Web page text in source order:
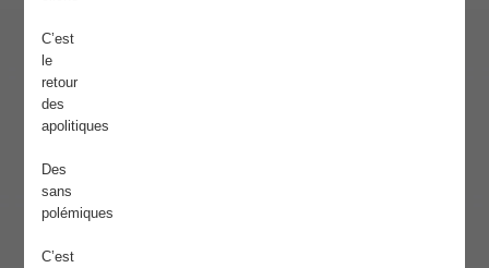
C’est
le
retour
des
apolitiques
Des
sans
polémiques
C’est